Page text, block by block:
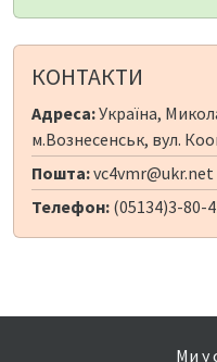
КОНТАКТИ
Адреса:Україна,
м.Вознесенськ, вул.
Пошта:vc4vmr@ukr.net
Телефон: (05134)3-80-
Ми у